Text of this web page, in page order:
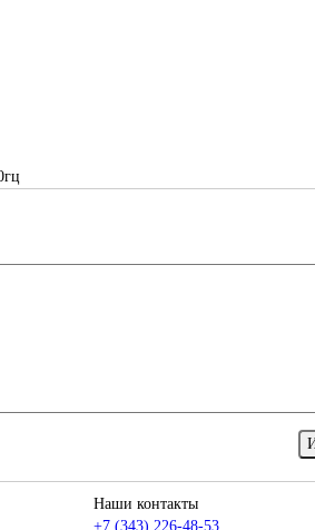
Наши контакты
+7 (343) 226-48-53